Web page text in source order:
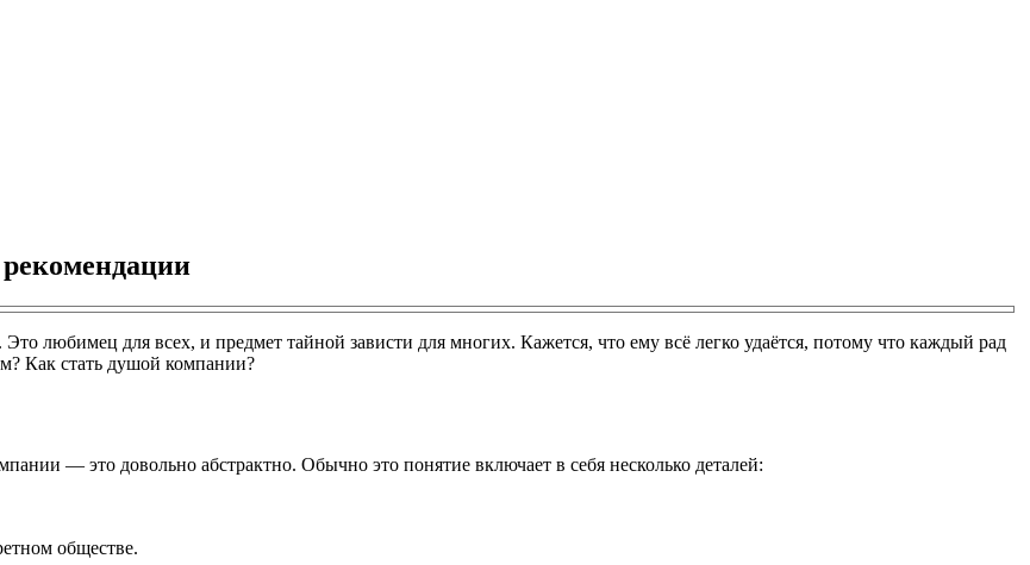
любимец для всех, и предмет тайной зависти для многих. Кажется, что ему всё легко удаётся, потому что каждый рад
Как стать душой компании?
— это довольно абстрактно. Обычно это понятие включает в себя несколько деталей:
обществе.